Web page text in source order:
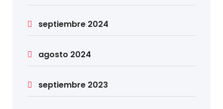
septiembre 2024
agosto 2024
septiembre 2023